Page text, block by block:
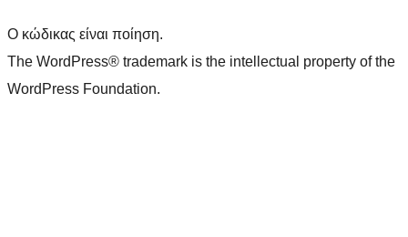
Ο κώδικας είναι ποίηση.
The WordPress® trademark is the intellectual property of the
WordPress Foundation.